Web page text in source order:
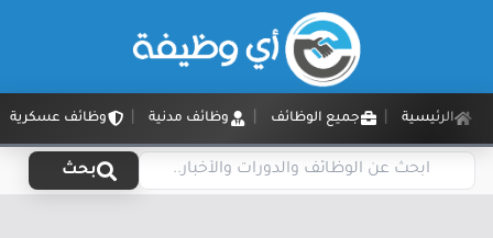
الرئيسية جميع الوظائف وظائف مدنية وظائف عسكرية
بحث